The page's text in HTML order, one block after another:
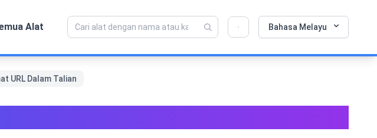
Alat Bahasa Melayu
URL Dalam Talian
💡 Sukakan alat ini? Bantu kami menjadikannya
lebih baik lagi!
Klik untuk membuka →